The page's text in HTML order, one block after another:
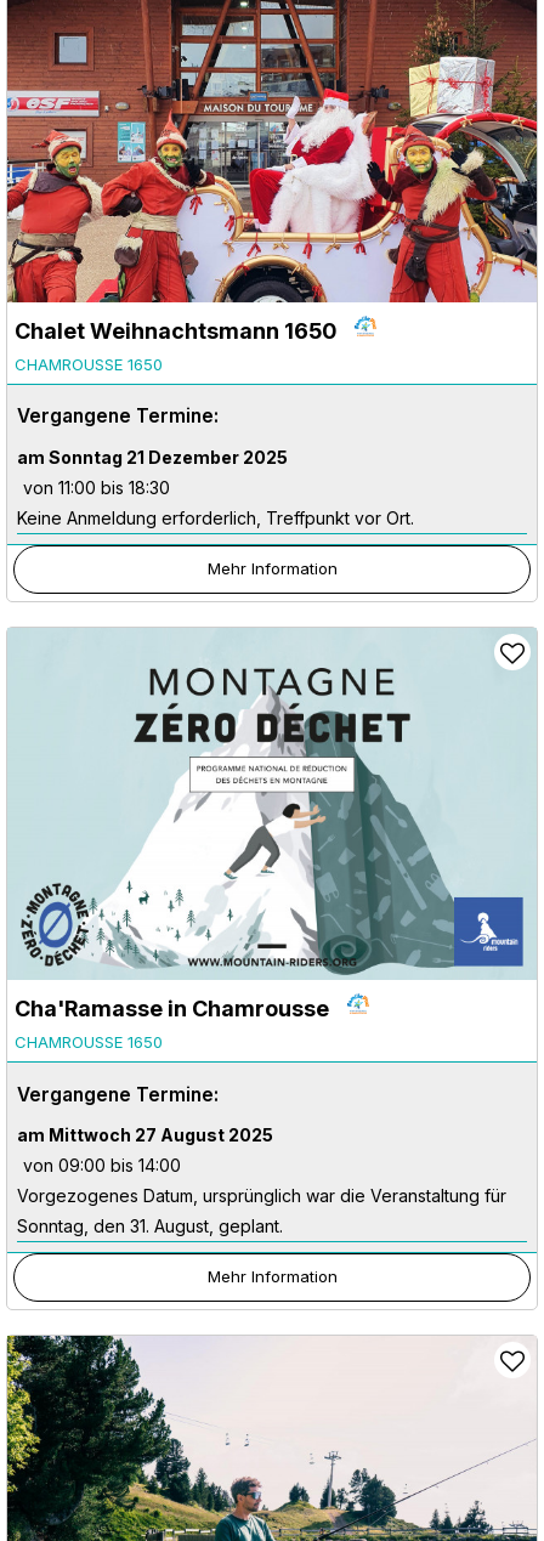
Chalet Weihnachtsmann 1650
CHAMROUSSE 1650
Vergangene Termine:
am Sonntag 21 Dezember 2025
von 11:00 bis 18:30
Keine Anmeldung erforderlich, Treffpunkt vor Ort.
Mehr Information
Cha'Ramasse in Chamrousse
CHAMROUSSE 1650
Vergangene Termine:
am Mittwoch 27 August 2025
von 09:00 bis 14:00
Vorgezogenes Datum, ursprünglich war die Veranstaltung für
Sonntag, den 31. August, geplant.
Mehr Information